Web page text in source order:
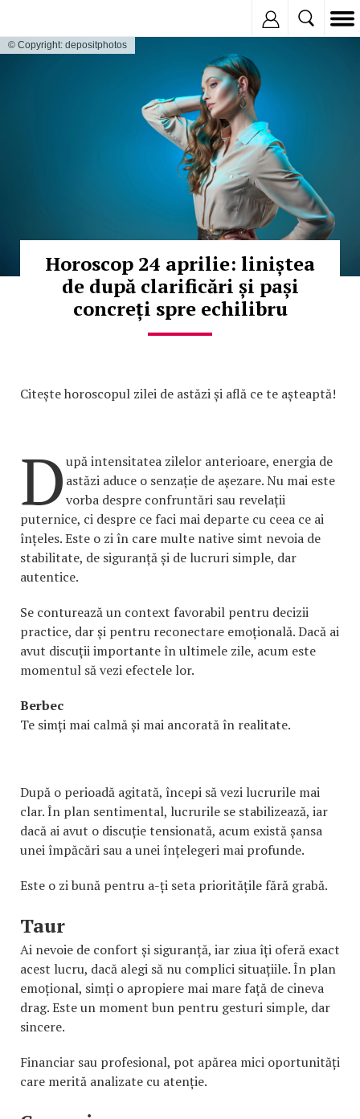
© Copyright: depositphotos
Horoscop 24 aprilie: liniștea
de după clarificări și pași
concreți spre echilibru
Citește horoscopul zilei de astăzi și află ce te așteaptă!
După intensitatea zilelor anterioare, energia de
astăzi aduce o senzație de așezare. Nu mai este
vorba despre confruntări sau revelații
puternice, ci despre ce faci mai departe cu ceea ce ai
înțeles. Este o zi în care multe native simt nevoia de
stabilitate, de siguranță și de lucruri simple, dar
autentice.
Se conturează un context favorabil pentru decizii
practice, dar și pentru reconectare emoțională. Dacă ai
avut discuții importante în ultimele zile, acum este
momentul să vezi efectele lor.
Berbec
Te simți mai calmă și mai ancorată în realitate.
După o perioadă agitată, începi să vezi lucrurile mai
clar. În plan sentimental, lucrurile se stabilizează, iar
dacă ai avut o discuție tensionată, acum există șansa
unei împăcări sau a unei înțelegeri mai profunde.
Este o zi bună pentru a-ți seta prioritățile fără grabă.
Taur
Ai nevoie de confort și siguranță, iar ziua îți oferă exact
acest lucru, dacă alegi să nu complici situațiile. În plan
emoțional, simți o apropiere mai mare față de cineva
drag. Este un moment bun pentru gesturi simple, dar
sincere.
Financiar sau profesional, pot apărea mici oportunități
care merită analizate cu atenție.